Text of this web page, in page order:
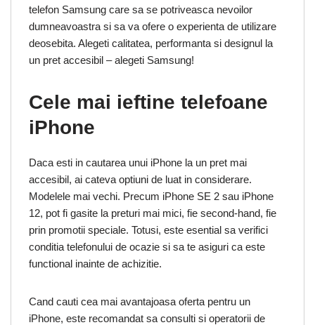
telefon Samsung care sa se potriveasca nevoilor
dumneavoastra si sa va ofere o experienta de utilizare
deosebita. Alegeti calitatea, performanta si designul la
un pret accesibil – alegeti Samsung!
Cele mai ieftine telefoane
iPhone
Daca esti in cautarea unui iPhone la un pret mai
accesibil, ai cateva optiuni de luat in considerare.
Modelele mai vechi. Precum iPhone SE 2 sau iPhone
12, pot fi gasite la preturi mai mici, fie second-hand, fie
prin promotii speciale. Totusi, este esential sa verifici
conditia telefonului de ocazie si sa te asiguri ca este
functional inainte de achizitie.
Cand cauti cea mai avantajoasa oferta pentru un
iPhone, este recomandat sa consulti si operatorii de